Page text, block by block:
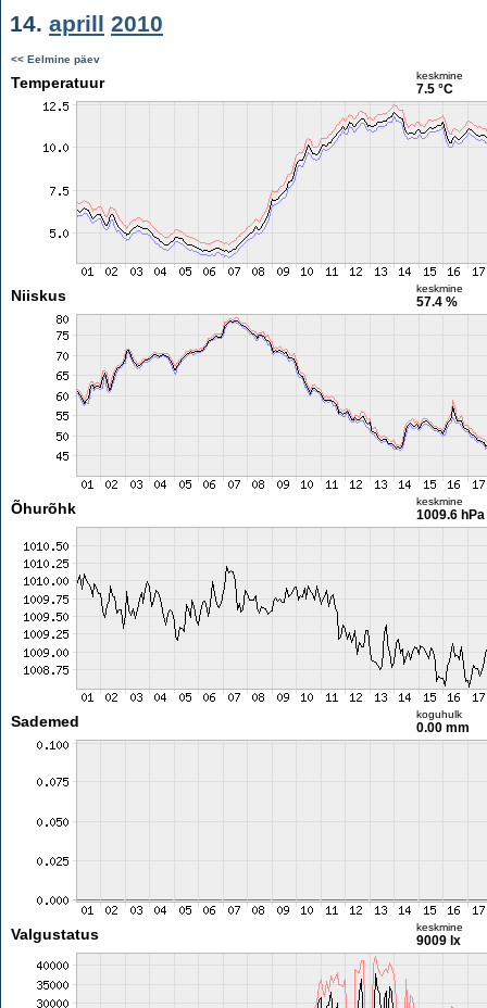
14. aprill 2010
<< Eelmine päev
Temperatuur keskmine
7.5 °C
Niiskus keskmine
57.4 %
Õhurõhk keskmine
1009.6 hPa
Sademed koguhulk
0.00 mm
Valgustatus keskmine
9009 lx